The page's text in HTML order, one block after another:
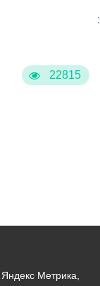
22815
:
Метрика,